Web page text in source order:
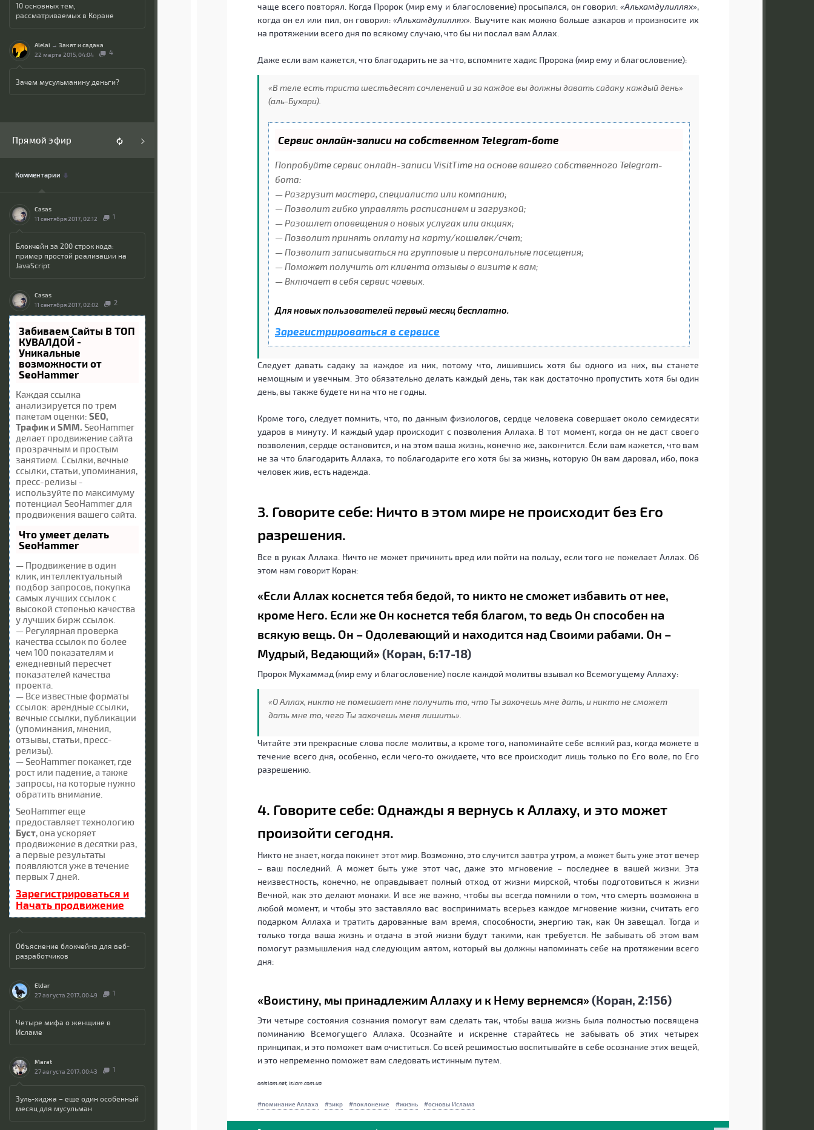
10 основных тем,
рассматриваемых в Коране
Alelai → Закят и садака
22 марта 2015, 04:04
4
Зачем мусульманину деньги?
Прямой эфир
Комментарии
Casas
11 сентября 2017, 02:12
1
Блокчейн за 200 строк кода:
пример простой реализации на
JavaScript
Casas
11 сентября 2017, 02:02
2
Забиваем Сайты В ТОП
КУВАЛДОЙ -
Уникальные
возможности от
SeoHammer
Каждая ссылка
анализируется по трем
пакетам оценки: SEO,
Трафик и SMM. SeoHammer
делает продвижение сайта
прозрачным и простым
занятием. Ссылки, вечные
ссылки, статьи, упоминания,
пресс-релизы -
используйте по максимуму
потенциал SeoHammer для
продвижения вашего сайта.
Что умеет делать
SeoHammer
— Продвижение в один
клик, интеллектуальный
подбор запросов, покупка
самых лучших ссылок с
высокой степенью качества
у лучших бирж ссылок.
— Регулярная проверка
качества ссылок по более
чем 100 показателям и
ежедневный пересчет
показателей качества
проекта.
— Все известные форматы
ссылок: арендные ссылки,
вечные ссылки, публикации
(упоминания, мнения,
отзывы, статьи, пресс-
релизы).
— SeoHammer покажет, где
рост или падение, а также
запросы, на которые нужно
обратить внимание.
SeoHammer еще
предоставляет технологию
Буст, она ускоряет
продвижение в десятки раз,
а первые результаты
появляются уже в течение
первых 7 дней.
Зарегистрироваться и
Начать продвижение
Объяснение блокчейна для веб-
разработчиков
Eldar
27 августа 2017, 00:49
1
Четыре мифа о женщине в
Исламе
Marat
27 августа 2017, 00:43
1
Зуль-хиджа – еще один особенный
месяц для мусульман
чаще всего повторял. Когда Пророк (мир ему и благословение) просыпался, он говорил: «Альхамдулиллях»,
когда он ел или пил, он говорил: «Альхамдулиллях». Выучите как можно больше азкаров и произносите их
на протяжении всего дня по всякому случаю, что бы ни послал вам Аллах.
Даже если вам кажется, что благодарить не за что, вспомните хадис Пророка (мир ему и благословение):
«В теле есть триста шестьдесят сочленений и за каждое вы должны давать садаку каждый день»
(аль-Бухари).
Сервис онлайн-записи на собственном Telegram-боте
Попробуйте сервис онлайн-записи VisitTime на основе вашего собственного Telegram-
бота:
— Разгрузит мастера, специалиста или компанию;
— Позволит гибко управлять расписанием и загрузкой;
— Разошлет оповещения о новых услугах или акциях;
— Позволит принять оплату на карту/кошелек/счет;
— Позволит записываться на групповые и персональные посещения;
— Поможет получить от клиента отзывы о визите к вам;
— Включает в себя сервис чаевых.
Для новых пользователей первый месяц бесплатно.
Зарегистрироваться в сервисе
Следует давать садаку за каждое из них, потому что, лишившись хотя бы одного из них, вы станете
немощным и увечным. Это обязательно делать каждый день, так как достаточно пропустить хотя бы один
день, вы также будете ни на что не годны.
Кроме того, следует помнить, что, по данным физиологов, сердце человека совершает около семидесяти
ударов в минуту. И каждый удар происходит с позволения Аллаха. В тот момент, когда он не даст своего
позволения, сердце остановится, и на этом ваша жизнь, конечно же, закончится. Если вам кажется, что вам
не за что благодарить Аллаха, то поблагодарите его хотя бы за жизнь, которую Он вам даровал, ибо, пока
человек жив, есть надежда.
3. Говорите себе: Ничто в этом мире не происходит без Его
разрешения.
Все в руках Аллаха. Ничто не может причинить вред или пойти на пользу, если того не пожелает Аллах. Об
этом нам говорит Коран:
«Если Аллах коснется тебя бедой, то никто не сможет избавить от нее,
кроме Него. Если же Он коснется тебя благом, то ведь Он способен на
всякую вещь. Он – Одолевающий и находится над Своими рабами. Он –
Мудрый, Ведающий»(Коран, 6:17-18)
Пророк Мухаммад (мир ему и благословение) после каждой молитвы взывал ко Всемогущему Аллаху:
«О Аллах, никто не помешает мне получить то, что Ты захочешь мне дать, и никто не сможет
дать мне то, чего Ты захочешь меня лишить».
Читайте эти прекрасные слова после молитвы, а кроме того, напоминайте себе всякий раз, когда можете в
течение всего дня, особенно, если чего-то ожидаете, что все происходит лишь только по Его воле, по Его
разрешению.
4. Говорите себе: Однажды я вернусь к Аллаху, и это может
произойти сегодня.
Никто не знает, когда покинет этот мир. Возможно, это случится завтра утром, а может быть уже этот вечер
– ваш последний. А может быть уже этот час, даже это мгновение – последнее в вашей жизни. Эта
неизвестность, конечно, не оправдывает полный отход от жизни мирской, чтобы подготовиться к жизни
Вечной, как это делают монахи. И все же важно, чтобы вы всегда помнили о том, что смерть возможна в
любой момент, и чтобы это заставляло вас воспринимать всерьез каждое мгновение жизни, считать его
подарком Аллаха и тратить дарованные вам время, способности, энергию так, как Он завещал. Тогда и
только тогда ваша жизнь и отдача в этой жизни будут такими, как требуется. Не забывать об этом вам
помогут размышления над следующим аятом, который вы должны напоминать себе на протяжении всего
дня:
«Воистину, мы принадлежим Аллаху и к Нему вернемся»(Коран, 2:156)
Эти четыре состояния сознания помогут вам сделать так, чтобы ваша жизнь была полностью посвящена
поминанию Всемогущего Аллаха. Осознайте и искренне старайтесь не забывать об этих четырех
принципах, и это поможет вам очиститься. Со всей решимостью воспитывайте в себе осознание этих вещей,
и это непременно поможет вам следовать истинным путем.
onislam.net, islam.com.ua
поминание Аллаха зикр поклонение жизнь основы Ислама